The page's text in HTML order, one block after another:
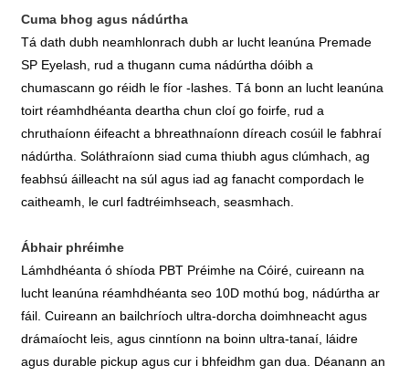
Cuma bhog agus nádúrtha
Tá dath dubh neamhlonrach dubh ar lucht leanúna Premade
SP Eyelash, rud a thugann cuma nádúrtha dóibh a
chumascann go réidh le fíor -lashes. Tá bonn an lucht leanúna
toirt réamhdhéanta deartha chun cloí go foirfe, rud a
chruthaíonn éifeacht a bhreathnaíonn díreach cosúil le fabhraí
nádúrtha. Soláthraíonn siad cuma thiubh agus clúmhach, ag
feabhsú áilleacht na súl agus iad ag fanacht compordach le
caitheamh, le curl fadtréimhseach, seasmhach.
Ábhair phréimhe
Lámhdhéanta ó shíoda PBT Préimhe na Cóiré, cuireann na
lucht leanúna réamhdhéanta seo 10D mothú bog, nádúrtha ar
fáil. Cuireann an bailchríoch ultra-dorcha doimhneacht agus
drámaíocht leis, agus cinntíonn na boinn ultra-tanaí, láidre
agus durable pickup agus cur i bhfeidhm gan dua. Déanann an